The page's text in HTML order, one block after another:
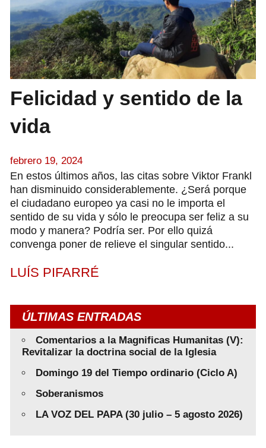
Felicidad y sentido de la
vida
febrero 19, 2024
En estos últimos años, las citas sobre Viktor Frankl
han disminuido considerablemente. ¿Será porque
el ciudadano europeo ya casi no le importa el
sentido de su vida y sólo le preocupa ser feliz a su
modo y manera? Podría ser. Por ello quizá
convenga poner de relieve el singular sentido...
LUÍS PIFARRÉ
ÚLTIMAS ENTRADAS
Comentarios a la Magnificas Humanitas (V):
Revitalizar la doctrina social de la Iglesia
Domingo 19 del Tiempo ordinario (Ciclo A)
Soberanismos
LA VOZ DEL PAPA (30 julio – 5 agosto 2026)